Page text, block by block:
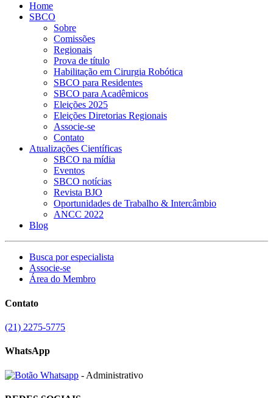
Home
SBCO
Sobre
Comissões
Regionais
Prova de título
Habilitação em Cirurgia Robótica
SBCO para Residentes
SBCO para Acadêmicos
Eleições 2025
Eleições Diretorias Regionais
Associe-se
Contato
Atualizações Científicas
SBCO na mídia
Eventos
SBCO notícias
Revista BJO
Oportunidades de Trabalho & Intercâmbio
ANCC 2022
Blog
Busca por especialista
Associe-se
Área do Membro
Contato
(21) 2275-5775
WhatsApp
- Administrativo